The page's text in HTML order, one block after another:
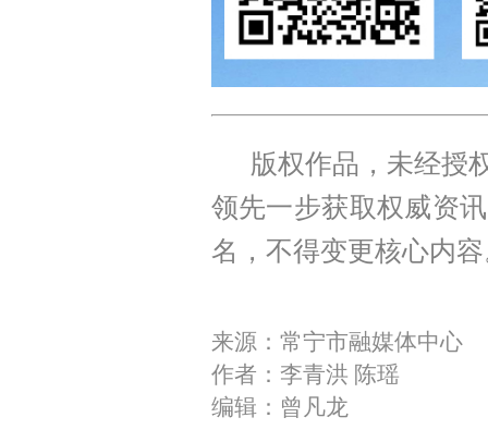
版权作品，未经授
领先一步获取权威资
名，不得变更核心内
来源：常宁市融媒体中心
作者：李青洪 陈瑶
编辑：曾凡龙